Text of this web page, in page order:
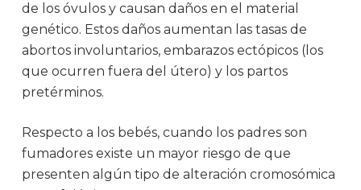
de los óvulos y causan daños en el material
genético. Estos daños aumentan las tasas de
abortos involuntarios, embarazos ectópicos (los
que ocurren fuera del útero) y los partos
pretérminos.
Respecto a los bebés, cuando los padres son
fumadores existe un mayor riesgo de que
presenten algún tipo de alteración cromosómica